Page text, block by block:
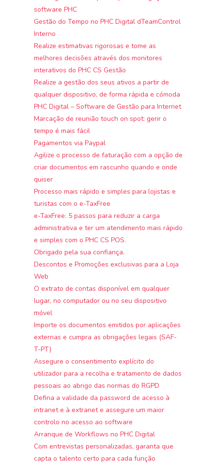
software PHC
Gestão do Tempo no PHC Digital dTeamControl
Interno
Realize estimativas rigorosas e tome as
melhores decisões através dos monitores
interativos do PHC CS Gestão
Realize a gestão dos seus ativos a partir de
qualquer dispositivo, de forma rápida e cómoda
PHC Digital – Software de Gestão para Internet
Marcação de reunião touch on spot: gerir o
tempo é mais fácil
Pagamentos via Paypal
Agilize o processo de faturação com a opção de
criar documentos em rascunho quando e onde
quiser
Processo mais rápido e simples para lojistas e
turistas com o e-TaxFree
e-TaxFree: 5 passos para reduzir a carga
administrativa e ter um atendimento mais rápido
e simples com o PHC CS POS.
Obrigado pela sua confiança.
Descontos e Promoções exclusivas para a Loja
Web
O extrato de contas disponível em qualquer
lugar, no computador ou no seu dispositivo
móvel
Importe os documentos emitidos por aplicações
externas e cumpra as obrigações legais (SAF-
T-PT)
Assegure o consentimento explícito do
utilizador para a recolha e tratamento de dados
pessoais ao abrigo das normas do RGPD
Defina a validade da password de acesso à
intranet e à extranet e assegure um maior
controlo no acesso ao software
Arranque de Workflows no PHC Digital
Com entrevistas personalizadas, garanta que
capta o talento certo para cada função